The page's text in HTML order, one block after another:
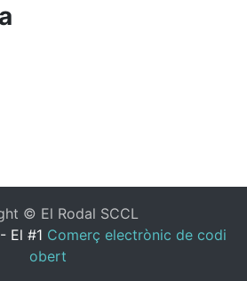
© El Rodal SCCL
- El #1 Comerç electrònic de codi
obert